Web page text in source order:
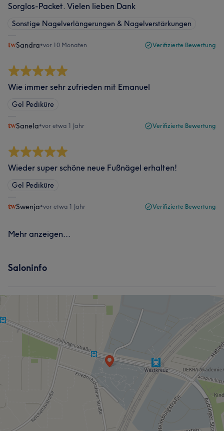
Sorglos-Packet. Vielen lieben Dank
Sonstige Nagelverlängerungen & Nagelverstärkungen
Sandra•vor 10 Monaten Verifizierte Bewertung
Wie immer sehr zufrieden mit Emanuel
Gel Pediküre
Sanela•vor etwa 1 Jahr Verifizierte Bewertung
Wieder super schöne neue Fußnägel erhalten!
Gel Pediküre
Swenja•vor etwa 1 Jahr Verifizierte Bewertung
Mehr anzeigen...
Saloninfo